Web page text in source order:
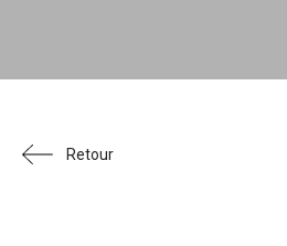
Retour